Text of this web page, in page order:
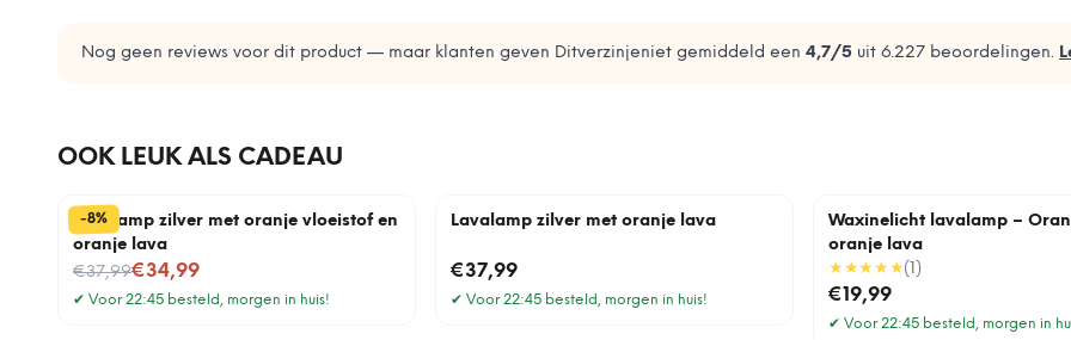
Nog geen reviews voor dit product — maar klanten geven Ditverzinjeniet gemiddeld een 4,7/5 uit 6.227 beoordelingen.
OOK LEUK ALS CADEAU
-8%
Lavalamp zilver met oranje vloeistof en
oranje lava
€37,99
Nu voor€34,99
✔ Voor 22:45 besteld, morgen in huis!
Lavalamp zilver met oranje lava
€37,99
✔ Voor 22:45 besteld, morgen in huis!
Waxinelicht lavalamp –
oranje lava
★★★★★( 1 )
€19,99
✔ Voor 22:45 besteld, morgen in